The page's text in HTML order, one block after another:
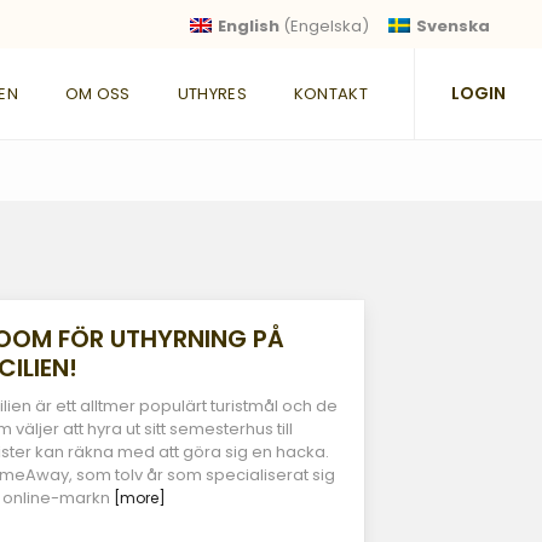
English (Engelska) Svenska
LOGIN
OM OSS UTHYRES KONTAKT
FÖR UTHYRNING PÅ
är ett alltmer populärt turistmål och de
väljer att hyra ut sitt semesterhus till
kan räkna med att göra sig en hacka.
som tolv år som specialiserat sig
markn [more]